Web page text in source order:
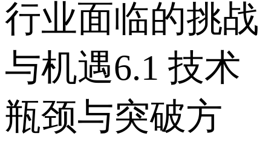
行业面临的挑战
与机遇 6.1 技术
瓶颈与突破方